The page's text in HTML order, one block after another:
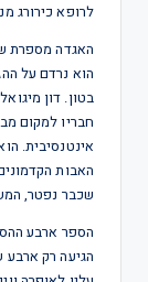
לרופא כירורג
הוא נרדם על
בטון. דון
חבריו למקום
אינטנסיבית.
האבות
שכבר נפטר,
הגיעה רק ארבע